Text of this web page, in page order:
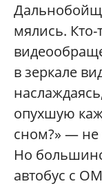
мялись.
в зеркале
опухшую
сном?» — не
Но
автобус с